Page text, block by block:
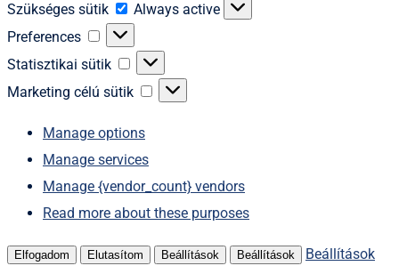
Szükséges sütik
Szükséges
Always active
Preferences
Preferences
Statisztikai sütik
Statisztikai
sütik
Marketing célú sütik
Marketing
Manage options
Manage services
Manage {vendor_count} vendors
Read more about these purposes
Elfogadom Elutasítom Beállítások Beállítások Beállítások